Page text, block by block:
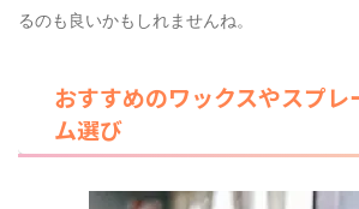
るのも良いかもしれませんね。
おすすめのワックスやスプレ
ム選び